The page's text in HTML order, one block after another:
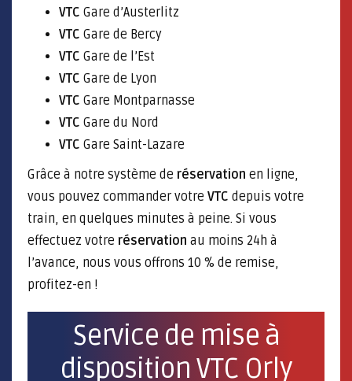
VTC Gare d’Austerlitz
VTC Gare de Bercy
VTC Gare de l’Est
VTC Gare de Lyon
VTC Gare Montparnasse
VTC Gare du Nord
VTC Gare Saint-Lazare
Grâce à notre système de réservation en ligne,
vous pouvez commander votre VTC depuis votre
train, en quelques minutes à peine. Si vous
effectuez votre réservation au moins 24h à
l’avance, nous vous offrons 10 % de remise,
profitez-en !
Service de mise à
disposition VTC Orly